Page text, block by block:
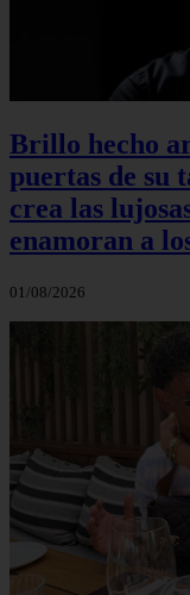
Brillo hecho
puertas de su
crea las
enamoran a
01/08/2026